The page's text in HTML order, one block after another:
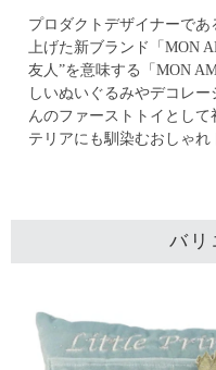
プロダクトデザイナーであ
上げた新ブランド「MON
友人”を意味する「MON
しいぬいぐるみやデコレー
んのファーストトイとし
テリアにも馴染むおしゃれ
バリ